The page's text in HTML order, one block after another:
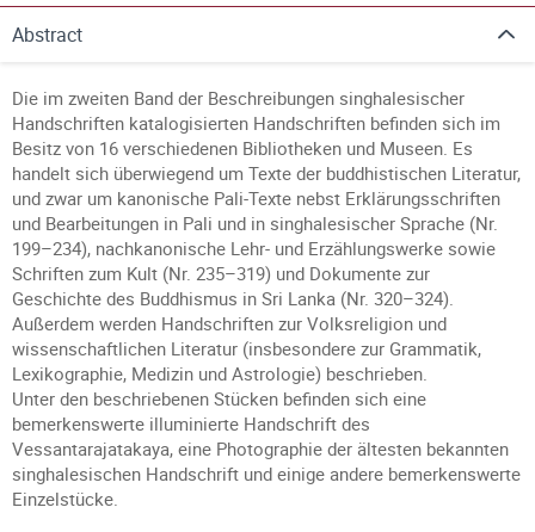
Abstract
Die im zweiten Band der Beschreibungen singhalesischer
Handschriften katalogisierten Handschriften befinden sich im
Besitz von 16 verschiedenen Bibliotheken und Museen. Es
handelt sich überwiegend um Texte der buddhistischen Literatur,
und zwar um kanonische Pali-Texte nebst Erklärungsschriften
und Bearbeitungen in Pali und in singhalesischer Sprache (Nr.
199–234), nachkanonische Lehr- und Erzählungswerke sowie
Schriften zum Kult (Nr. 235–319) und Dokumente zur
Geschichte des Buddhismus in Sri Lanka (Nr. 320–324).
Außerdem werden Handschriften zur Volksreligion und
wissenschaftlichen Literatur (insbesondere zur Grammatik,
Lexikographie, Medizin und Astrologie) beschrieben.
Unter den beschriebenen Stücken befinden sich eine
bemerkenswerte illuminierte Handschrift des
Vessantarajatakaya, eine Photographie der ältesten bekannten
singhalesischen Handschrift und einige andere bemerkenswerte
Einzelstücke.